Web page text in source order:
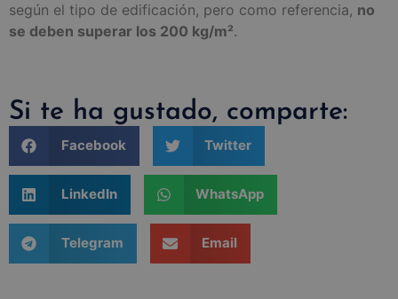
según el tipo de edificación, pero como referencia, no
se deben superar los 200 kg/m².
Si te ha gustado, comparte:
Facebook Twitter
LinkedIn WhatsApp
Telegram Email